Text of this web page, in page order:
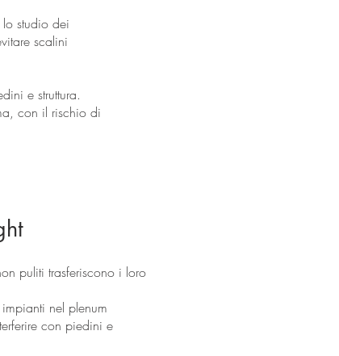
studio dei
scalini
e struttura.
con il rischio di
puliti trasferiscono i loro
nel plenum
con piedini e